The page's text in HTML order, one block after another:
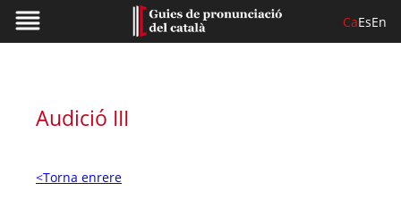
CaEsEn
Audició III
<Torna enrere